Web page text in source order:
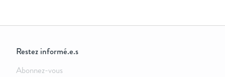
Restez informé.e.s
Abonnez-vous